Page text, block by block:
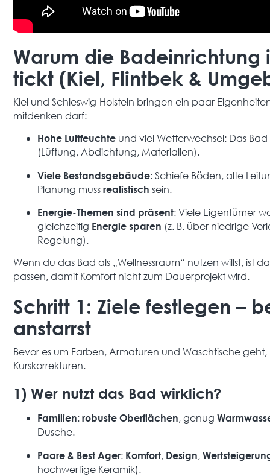
Warum die Badeinrichtung
tickt (Kiel, Flintbek &
Kiel und Schleswig-Holstein bringen ein paar
mitdenken darf:
Hohe Luftfeuchte und viel Wetterwechsel: Das
(Lüftung, Abdichtung, Materialien).
Viele Bestandsgebäude: Schiefe Böden, alte
Planung mussrealistisch sein.
Energie-Themen sind präsent: Viele Eigentümer
gleichzeitig Energie sparen (z. B. über niedrige
Regelung).
Wenn du das Bad als „Wellnessraum“ nutzen willst, ist
passen, damit Komfort nicht zum Dauerprojekt wird.
Schritt 1: Ziele festlegen –
anstarrst
Bevor es um Farben, Armaturen und Waschtische
Kurskorrekturen.
1) Wer nutzt das Bad wirklich?
Familien:robuste Oberflächen, genug
Dusche.
Paare & Best Ager: Komfort, Design,
hochwertige Keramik).